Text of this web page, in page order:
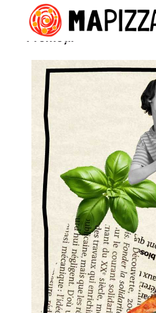
Promoții